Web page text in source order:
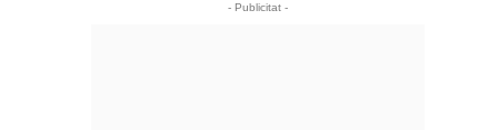
- Publicitat -